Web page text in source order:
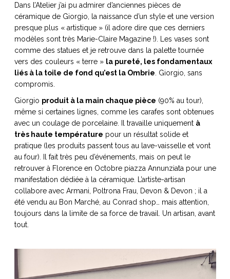
Dans l’Atelier j’ai pu admirer d’anciennes pièces de
céramique de Giorgio, la naissance d’un style et une version
presque plus « artistique » (il adore dire que ces derniers
modèles sont très Marie-Claire Magazine !). Les vases sont
comme des statues et je retrouve dans la palette tournée
vers des couleurs « terre » la pureté, les fondamentaux
liés à la toile de fond qu’est la Ombrie . Giorgio, sans
compromis.
Giorgio produit à la main chaque pièce (90% au tour),
même si certaines lignes, comme les carafes sont obtenues
avec un coulage de porcelaine. Il travaille uniquement à
très haute température pour un résultat solide et
pratique (les produits passent tous au lave-vaisselle et vont
au four). Il fait très peu d’événements, mais on peut le
retrouver à Florence en Octobre piazza Annunziata pour une
manifestation dédiée à la céramique. L’artiste-artisan
collabore avec Armani, Poltrona Frau, Devon & Devon ; il a
été vendu au Bon Marché, au Conrad shop… mais attention,
toujours dans la limite de sa force de travail. Un artisan, avant
tout.